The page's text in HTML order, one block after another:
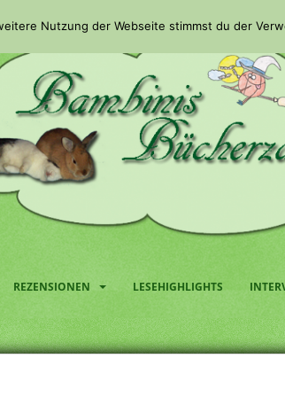
REZENSIONEN LESEHIGHLIGHTS
Nutzung der Webseite stimmst du der